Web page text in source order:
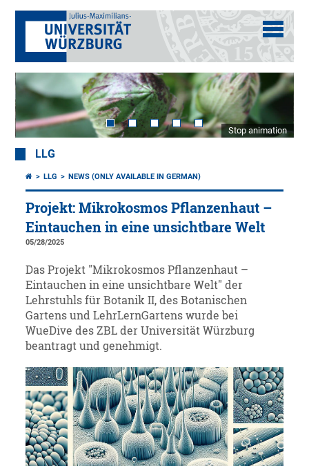
Stop animation
LLG
LLG NEWS (ONLY AVAILABLE IN GERMAN)
Projekt: Mikrokosmos Pflanzenhaut –
Eintauchen in eine unsichtbare Welt
05/28/2025
Das Projekt "Mikrokosmos Pflanzenhaut –
Eintauchen in eine unsichtbare Welt" der
Lehrstuhls für Botanik II, des Botanischen
Gartens und LehrLernGartens wurde bei
WueDive des ZBL der Universität Würzburg
beantragt und genehmigt.